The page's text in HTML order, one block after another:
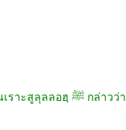
ราะสูลุลลอฮฺ กล่าวว่า